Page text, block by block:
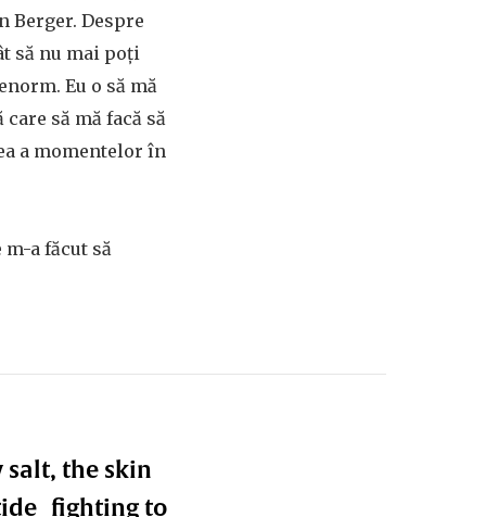
Berger. Despre
să nu mai poți
Eu o să mă
să mă facă să
a momentelor în
a făcut să
the skin
fighting to